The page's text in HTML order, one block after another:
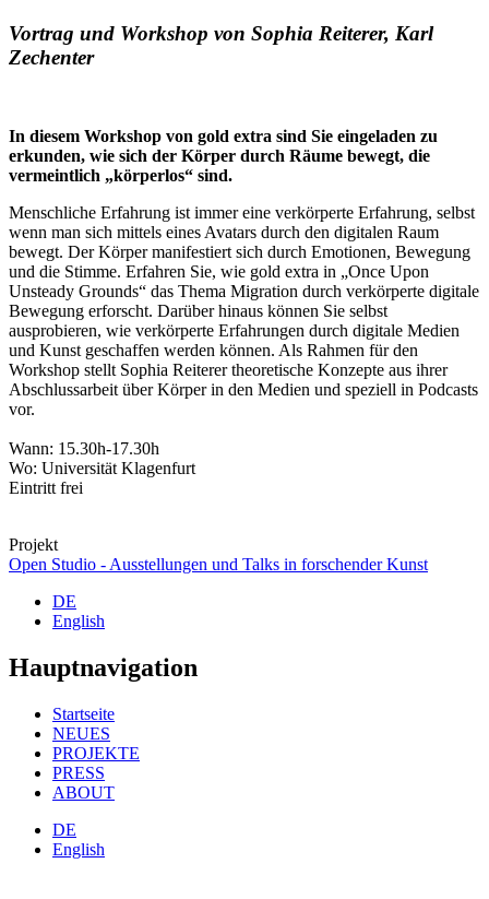
Vortrag und Workshop von Sophia Reiterer, Karl
Zechenter
In diesem Workshop von gold extra sind Sie eingeladen zu
erkunden, wie sich der Körper durch Räume bewegt, die
vermeintlich „körperlos“ sind.
Menschliche Erfahrung ist immer eine verkörperte Erfahrung, selbst
wenn man sich mittels eines Avatars durch den digitalen Raum
bewegt. Der Körper manifestiert sich durch Emotionen, Bewegung
und die Stimme. Erfahren Sie, wie gold extra in „Once Upon
Unsteady Grounds“ das Thema Migration durch verkörperte digitale
Bewegung erforscht. Darüber hinaus können Sie selbst
ausprobieren, wie verkörperte Erfahrungen durch digitale Medien
und Kunst geschaffen werden können. Als Rahmen für den
Workshop stellt Sophia Reiterer theoretische Konzepte aus ihrer
Abschlussarbeit über Körper in den Medien und speziell in Podcasts
vor.
Wann: 15.30h-17.30h
Wo: Universität Klagenfurt
Eintritt frei
Projekt
Open Studio - Ausstellungen und Talks in forschender Kunst
DE
English
Hauptnavigation
Startseite
NEUES
PROJEKTE
PRESS
ABOUT
DE
English